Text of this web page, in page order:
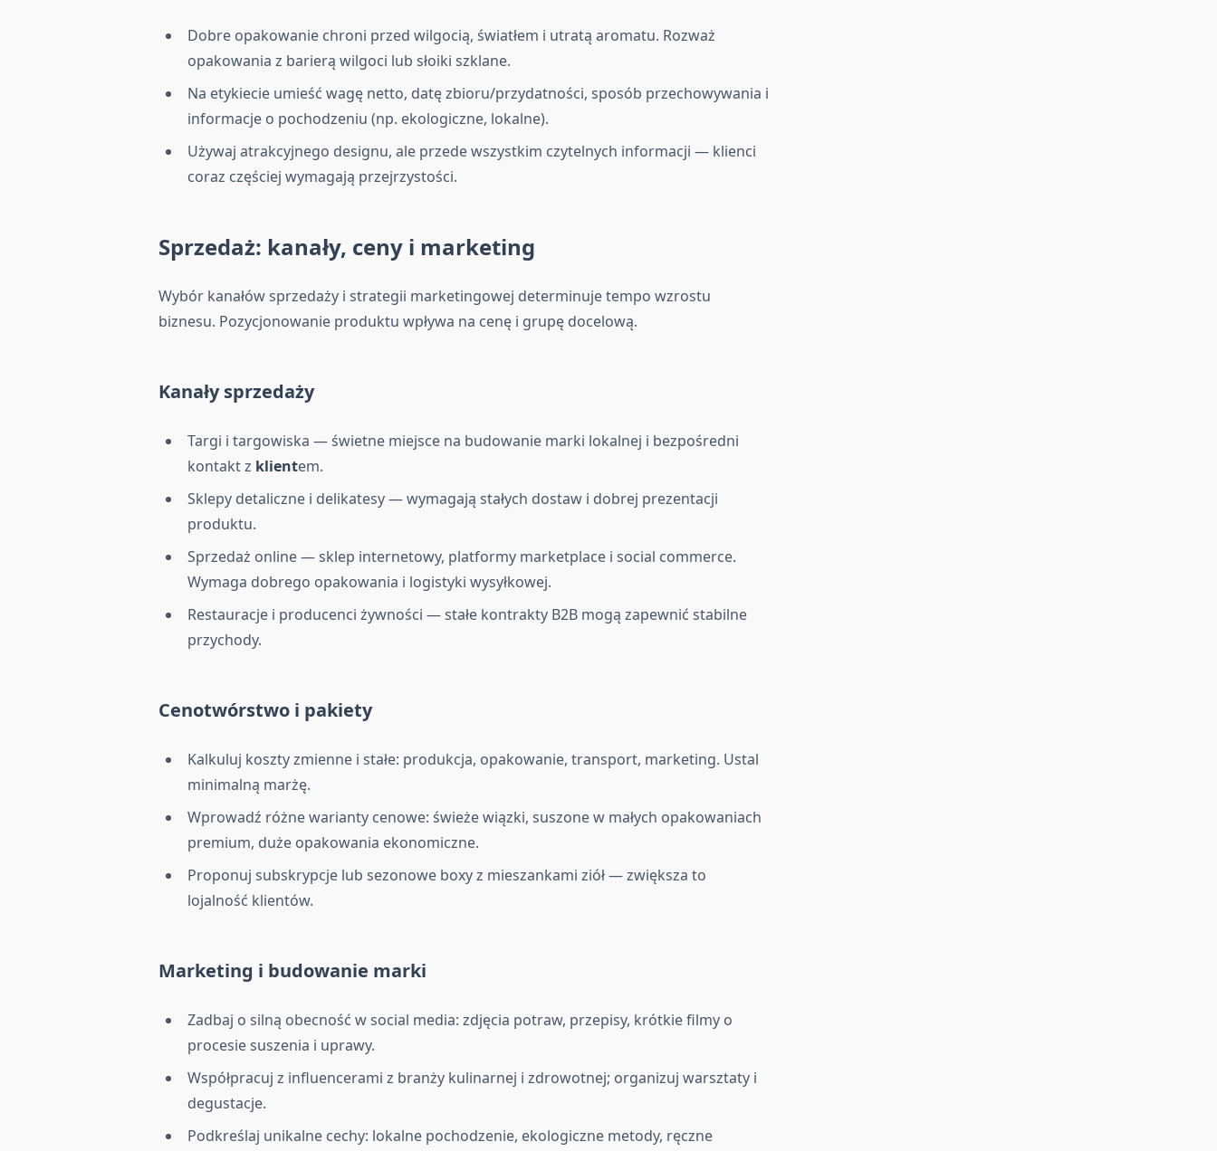
Dobre opakowanie chroni przed wilgocią, światłem i utratą aromatu. Rozważ
opakowania z barierą wilgoci lub słoiki szklane.
Na etykiecie umieść wagę netto, datę zbioru/przydatności, sposób przechowywania i
informacje o pochodzeniu (np. ekologiczne, lokalne).
Używaj atrakcyjnego designu, ale przede wszystkim czytelnych informacji — klienci
coraz częściej wymagają przejrzystości.
Sprzedaż: kanały, ceny i marketing
Wybór kanałów sprzedaży i strategii marketingowej determinuje tempo wzrostu
biznesu. Pozycjonowanie produktu wpływa na cenę i grupę docelową.
Kanały sprzedaży
Targi i targowiska — świetne miejsce na budowanie marki lokalnej i bezpośredni
kontakt z klientem.
Sklepy detaliczne i delikatesy — wymagają stałych dostaw i dobrej prezentacji
produktu.
Sprzedaż online — sklep internetowy, platformy marketplace i social commerce.
Wymaga dobrego opakowania i logistyki wysyłkowej.
Restauracje i producenci żywności — stałe kontrakty B2B mogą zapewnić stabilne
przychody.
Cenotwórstwo i pakiety
Kalkuluj koszty zmienne i stałe: produkcja, opakowanie, transport, marketing. Ustal
minimalną marżę.
Wprowadź różne warianty cenowe: świeże wiązki, suszone w małych opakowaniach
premium, duże opakowania ekonomiczne.
Proponuj subskrypcje lub sezonowe boxy z mieszankami ziół — zwiększa to
lojalność klientów.
Marketing i budowanie marki
Zadbaj o silną obecność w social media: zdjęcia potraw, przepisy, krótkie filmy o
procesie suszenia i uprawy.
Współpracuj z influencerami z branży kulinarnej i zdrowotnej; organizuj warsztaty i
degustacje.
Podkreślaj unikalne cechy: lokalne pochodzenie, ekologiczne metody, ręczne